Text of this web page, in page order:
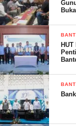
momen hangat antar
dampak positif bagi
yang tinggi dari
solidaritas dan
menjelang bulan
Hermawan – RG